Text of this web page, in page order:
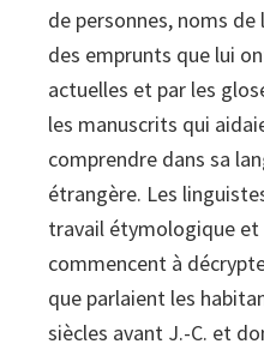
de personnes, noms
des emprunts que lui
actuelles et par les
les manuscrits qui
comprendre dans sa
étrangère. Les
travail étymologique
commencent à
que parlaient les
siècles avant J.-C. et